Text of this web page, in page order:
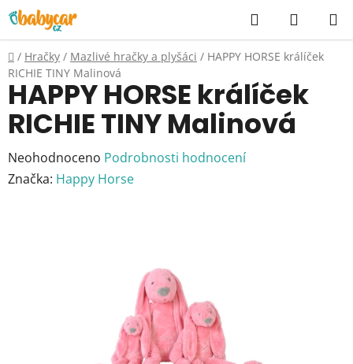
Přejít
na
obsah
Hledat
KOŠÍK
Domů
/ Hračky / Mazlivé hračky a plyšáci / HAPPY HORSE králíček
RICHIE TINY Malinová
HAPPY HORSE králíček
RICHIE TINY Malinová
Průměrné
hodnocení
Neohodnoceno Podrobnosti hodnocení
Značka: Happy Horse